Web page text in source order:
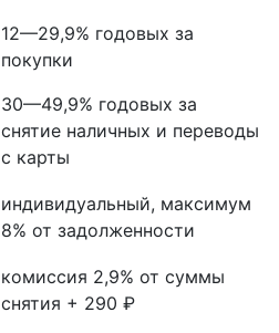
12—29,9% годовых за
покупки
30—49,9% годовых за
снятие наличных и переводы
с карты
индивидуальный, максимум
8% от задолженности
комиссия 2,9% от суммы
снятия + 290 ₽